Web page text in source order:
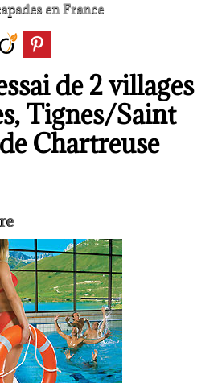
en France
de 2 villages
Tignes/Saint
Chartreuse